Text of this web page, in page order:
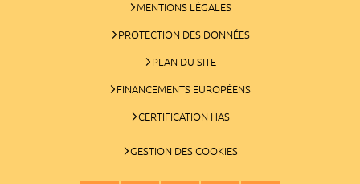
MENTIONS LÉGALES
PROTECTION DES DONNÉES
PLAN DU SITE
FINANCEMENTS EUROPÉENS
CERTIFICATION HAS
GESTION DES COOKIES